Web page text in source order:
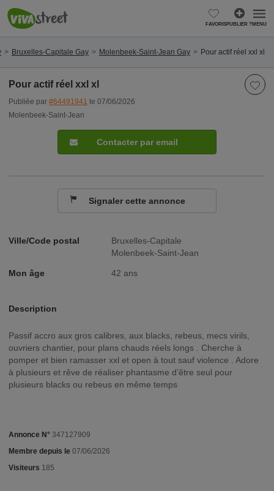
FAVORISPUBLIER ?MENU
Bruxelles-Capitale Gay Molenbeek-Saint-Jean Gay Pour actif réel xxl xl
Pour actif réel xxl xl
Publiée par #64491941 le 07/06/2026
Molenbeek-Saint-Jean
Ville/Code postal
Bruxelles-Capitale
Molenbeek-Saint-Jean
Mon âge 42 ans
Description
Passif accro aux gros calibres, aux blacks, rebeus, mecs virils,
ouvriers chantier, pour plans chauds réels longs . Cherche à
pomper et bien ramasser xxl et open à tout sauf violence . Adore
à plusieurs et rêve de réaliser phantasme d’être seul pour
plusieurs blacks ou rebeus en même temps
Annonce N° 347127909
Membre depuis le 07/06/2026
Visiteurs 185
Contacter par email
Signaler cette annonce